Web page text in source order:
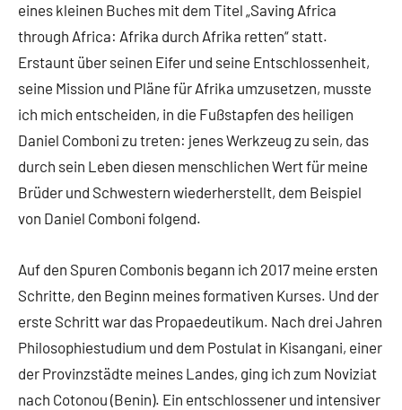
eines kleinen Buches mit dem Titel „Saving Africa
through Africa: Afrika durch Afrika retten“ statt.
Erstaunt über seinen Eifer und seine Entschlossenheit,
seine Mission und Pläne für Afrika umzusetzen, musste
ich mich entscheiden, in die Fußstapfen des heiligen
Daniel Comboni zu treten: jenes Werkzeug zu sein, das
durch sein Leben diesen menschlichen Wert für meine
Brüder und Schwestern wiederherstellt, dem Beispiel
von Daniel Comboni folgend.
Auf den Spuren Combonis begann ich 2017 meine ersten
Schritte, den Beginn meines formativen Kurses. Und der
erste Schritt war das Propaedeutikum. Nach drei Jahren
Philosophiestudium und dem Postulat in Kisangani, einer
der Provinzstädte meines Landes, ging ich zum Noviziat
nach Cotonou (Benin). Ein entschlossener und intensiver